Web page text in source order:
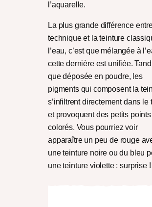
l’aquarelle.
La plus grande différence
technique et la teinture
l’eau, c’est que mélangée à
cette dernière est unifiée.
que déposée en poudre, les
pigments qui composent la
s’infiltrent directement dans le
et provoquent des petits points
colorés. Vous pourriez voir
apparaître un peu de rouge
une teinture noire ou du bleu
une teinture violette : surprise !